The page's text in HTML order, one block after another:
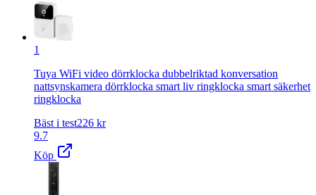
1
Tuya WiFi video dörrklocka dubbelriktad konversation
nattsynskamera dörrklocka smart liv ringklocka smart säkerhet
ringklocka
Bäst i test226 kr
9.7
Köp